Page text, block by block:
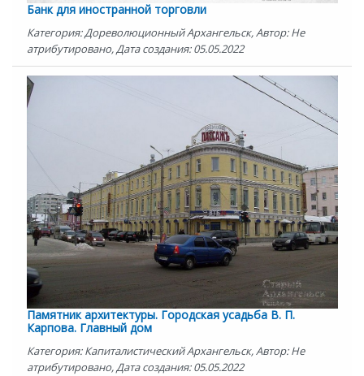
Банк для иностранной торговли
Категория: Дореволюционный Архангельск, Автор: Не
атрибутировано, Дата создания: 05.05.2022
Памятник архитектуры. Городская усадьба В. П.
Карпова. Главный дом
Категория: Капиталистический Архангельск, Автор: Не
атрибутировано, Дата создания: 05.05.2022